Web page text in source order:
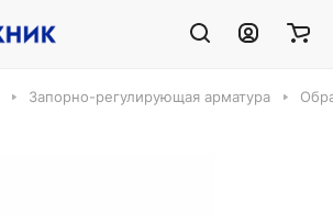
Запорно-регулирующая арматура